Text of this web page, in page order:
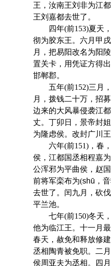
王，汝南王刘非为江
王刘嘉都去世了。
四年(前153)夏天，
彻为胶东王。六月甲
月，把易阳改名为阳
置关卡，用凭证方得
邯郸郡。
五年(前152)三月，
月，拨钱二十万，招
边来的大风暴侵袭江
丈。丁卯日，景帝封
为隆虑侯。改封广川
六年(前151)，春，
侯，江都国丞相程嘉
公浑邪为平曲侯，赵
前将军栾布为(shū ，
去世了。闰九月，砍
平兰池。
七年(前150)冬天，
他为临江王。十一月
春天，赦免和释放修
丞相陶青被免职。二
侯周亚夫为丞相。四